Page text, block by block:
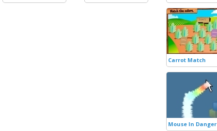
Carrot Match
Mouse In Danger